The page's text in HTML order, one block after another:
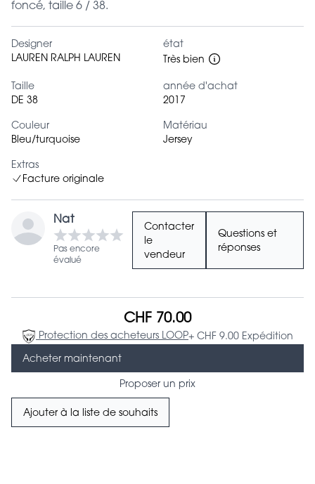
foncé, taille 6 / 38.
Designer
LAUREN RALPH LAUREN
état
Très bien
Taille
DE 38
année d'achat
2017
Couleur
Bleu/turquoise
Matériau
Jersey
Extras
Facture originale
Nat
Pas encore
évalué
Contacter
le
vendeur
Questions et
réponses
CHF 70.00
Protection des acheteurs LOOP+ CHF 9.00 Expédition
Acheter maintenant
Proposer un prix
Ajouter à la liste de souhaits